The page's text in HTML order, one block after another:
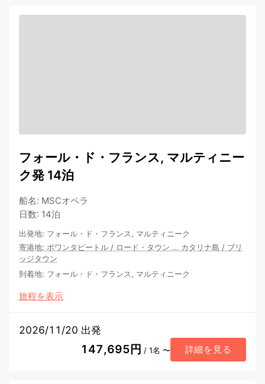
フォール・ド・フランス, マルティニー
ク発 14泊
船名: MSCオペラ
日数: 14泊
出発地: フォール・ド・フランス, マルティニーク
寄港地: ポワンタピートル / ロード・タウン … カタリナ島 / ブリ
ッジタウン
到着地: フォール・ド・フランス, マルティニーク
旅程を表示
2026/11/20 出発
147,695円 / 1名 〜 詳細を見る